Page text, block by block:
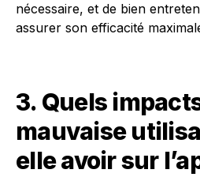
nécessaire, et de bien
assurer son efficacité
3. Quels
mauvaise
elle avoir sur